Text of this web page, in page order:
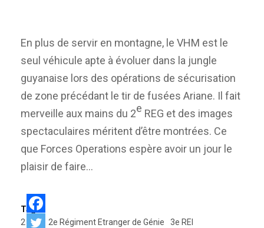
En plus de servir en montagne, le VHM est le
seul véhicule apte à évoluer dans la jungle
guyanaise lors des opérations de sécurisation
de zone précédant le tir de fusées Ariane. Il fait
merveille aux mains du 2e REG et des images
spectaculaires méritent d’être montrées. Ce
que Forces Operations espère avoir un jour le
plaisir de faire…
Tags:
2 REG
2e Régiment Etranger de Génie
3e REI